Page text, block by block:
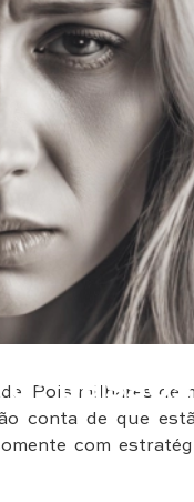
Pois milhares de
conta de que
com